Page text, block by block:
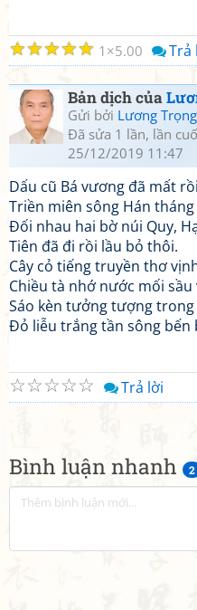
Bình luận nhanh 2
☆
☆
☆
☆
☆ 1 5.00 Trả
Bản dịch của
Gửi bởi Lương
Đã sửa 1 lần, lần
25/12/2019 11:47
Dấu cũ Bá vương đã mất
Triền miên sông Hán
Đối nhau hai bờ núi Quy,
Tiên đã đi rồi lầu bỏ thôi.
Cây cỏ tiếng truyền thơ
Chiều tà nhớ nước mối sầu
Sáo kèn tưởng tượng trong
Đỏ liễu trắng tần sông bến
☆
☆
☆
☆
☆ Trả lời